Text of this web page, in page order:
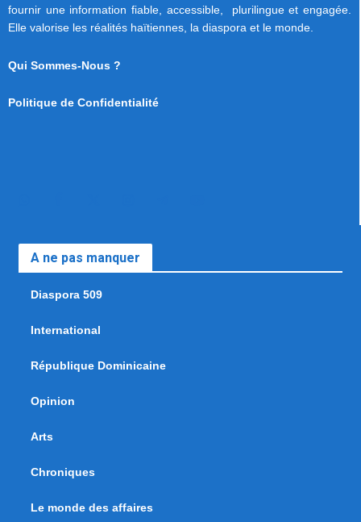
fournir une information fiable, accessible, plurilingue et engagée.
Elle valorise les réalités haïtiennes, la diaspora et le monde.
Qui Sommes-Nous ?
Politique de Confidentialité
A ne pas manquer
Diaspora 509
International
République Dominicaine
Opinion
Arts
Chroniques
Le monde des affaires